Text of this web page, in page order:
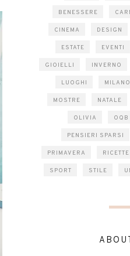
BENESSERE
CINEMA DESIGN
ESTATE EVENTI
GIOIELLI INVERNO
LUOGHI MILANO
MOSTRE NATALE
OLIVIA OQB
PENSIERI SPARSI
PRIMAVERA RICETTE
SPORT STILE